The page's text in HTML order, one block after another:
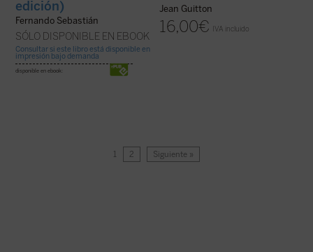
edición)
Fernando Sebastián
SÓLO DISPONIBLE EN EBOOK
Consultar si este libro está disponible en
impresión bajo demanda
disponible en ebook:
Jean Guitton
16,00€ IVA incluido
1 2 Siguiente »